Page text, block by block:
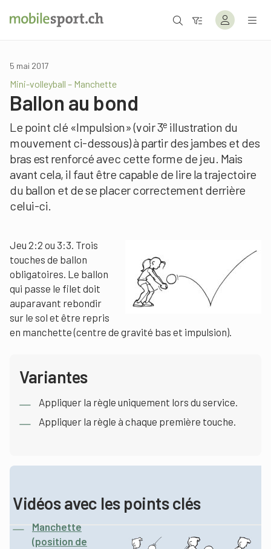
5 mai 2017
Mini-volleyball – Manchette
Ballon au bond
Le point clé «Impulsion» (voir 3e illustration du
mouvement ci-dessous) à partir des jambes et des
bras est renforcé avec cette forme de jeu. Mais
avant cela, il faut être capable de lire la trajectoire
du ballon et de se placer correctement derrière
celui-ci.
Jeu 2:2 ou 3:3. Trois
touches de ballon
obligatoires. Le ballon
qui passe le filet doit
auparavant rebondir
sur le sol et être repris
en manchette (centre de gravité bas et impulsion).
Variantes
Appliquer la règle uniquement lors du service.
Appliquer la règle à chaque première touche.
Vidéos avec les points clés
Manchette
(position de